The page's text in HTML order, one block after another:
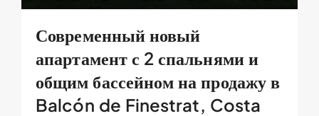
Современный новый
апартамент с 2 спальнями и
общим бассейном на продажу в
Balcón de Finestrat, Costa